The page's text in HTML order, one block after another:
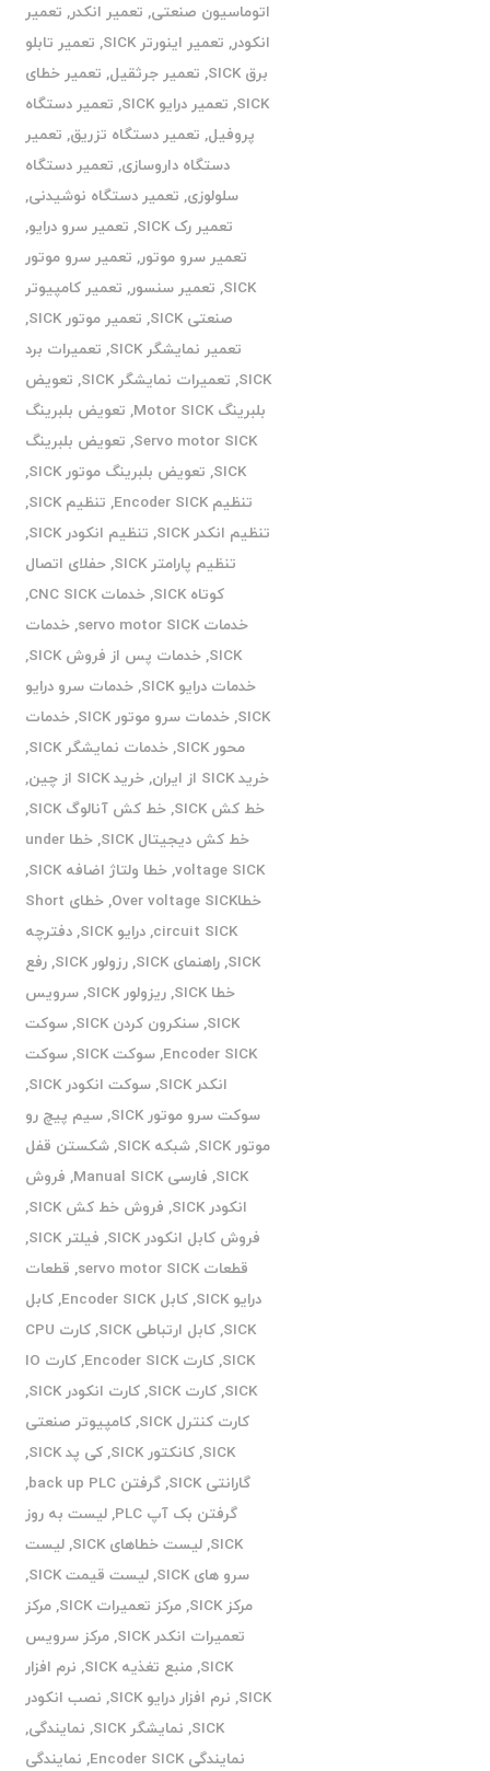
اتوماسیون صنعتی, تعمیر انکدر, تعمیر
انکودر, تعمیر اینورتر SICK , تعمیر تابلو
برق SICK
, تعمیر جرثقیل, تعمیر خطای
SICK
, تعمیر درایو SICK , تعمیر دستگاه
پروفیل, تعمیر دستگاه تزریق, تعمیر
دستگاه داروسازی, تعمیر دستگاه
سلولوزی, تعمیر دستگاه نوشیدنی,
تعمیر رک SICK
, تعمیر سرو درایو,
تعمیر سرو موتور, تعمیر سرو موتور
SICK
, تعمیر سنسور, تعمیر کامپیوتر
صنعتی SICK
, تعمیر موتور SICK
,
تعمیر نمایشگر SICK
, تعمیرات برد
SICK
, تعمیرات نمایشگر SICK , تعویض
بلبرینگ Motor SICK
, تعویض بلبرینگ
Servo motor SICK
, تعویض بلبرینگ
SICK
, تعویض بلبرینگ موتور SICK
,
تنظیم Encoder SICK
, تنظیم SICK
,
تنظیم انکدر SICK
, تنظیم انکودر SICK
,
تنظیم پارامتر SICK
,حفلای اتصال
کوتاه SICK
,خدمات CNC SICK
,
خدمات servo motor SICK
,خدمات
SICK
,خدمات پس از فروش SICK
,
خدمات درایو SICK
,خدمات سرو درایو
SICK
,خدمات سرو موتور SICK ,خدمات
محور SICK
,خدمات نمایشگر SICK
,
خرید SICK از ایران
,خرید SICK از چین
,
خط کش SICK
,خط کش آنالوگ SICK
,
خط کش دیجیتال SICK
,
خطا under
voltage SICK
,خطا ولتاژ اضافه SICK
,
خطاOver voltage SICK
,
خطای Short
circuit SICK
,درایو SICK ,دفترچه
SICK
,راهنمای SICK ,رزولور SICK ,رفع
خطا SICK
,ریزولور SICK ,سرویس
SICK
,سنکرون کردن SICK ,سوکت
Encoder SICK
,سوکت SICK ,سوکت
انکدر SICK
,سوکت انکودر SICK
,
سوکت سرو موتور SICK
,سیم پیچ رو
موتور SICK
,شبکه SICK ,شکستن قفل
SICK
, فارسی Manual SICK , فروش
انکودر SICK
, فروش خط کش SICK
,
فروش کابل انکودر SICK
, فیلتر SICK
,
قطعات servo motor SICK
, قطعات
درایو SICK
,کابل Encoder SICK ,کابل
SICK
,کابل ارتباطی SICK ,
کارت CPU
SICK
,کارت Encoder SICK ,
کارت IO
SICK
,کارت SICK ,کارت انکودر SICK
,
کارت کنترل SICK
,کامپیوتر صنعتی
SICK
,کانکتور SICK ,کی پد SICK
,
گارانتی SICK
,گرفتن back up PLC
,
گرفتن بک آپ PLC
,لیست به روز
SICK
,لیست خطاهای SICK ,لیست
سرو های SICK
,لیست قیمت SICK
,
مرکز SICK
,مرکز تعمیرات SICK ,مرکز
تعمیرات انکدر SICK
,مرکز سرویس
SICK
,منبع تغذیه SICK , نرم افزار
SICK
, نرم افزار درایو SICK , نصب انکودر
SICK
, نمایشگر SICK , نمایندگی,
نمایندگی Encoder SICK
, نمایندگی